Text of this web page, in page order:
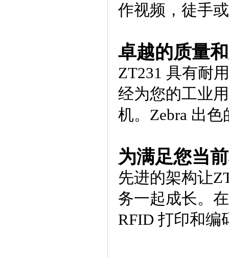
作视频，徒手
卓越的质量
ZT231 具有耐
经为您的工业
机。Zebra 出色
为满足您当
先进的架构让
务一起成长。
RFID 打印和编